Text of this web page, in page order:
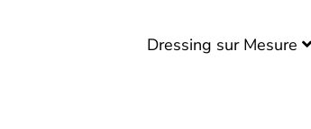
Dressing sur Mesure